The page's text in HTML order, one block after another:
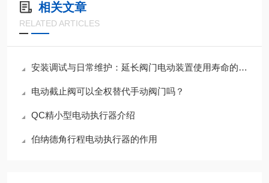
相关文章
RELATED ARTICLES
安装调试与日常维护：延长阀门电动装置使用寿命的关键措施
电动截止阀可以全权替代手动阀门吗？
QC精小型电动执行器介绍
伯纳德角行程电动执行器的作用